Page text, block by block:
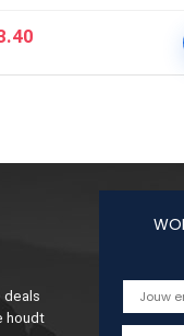
deals
houdt